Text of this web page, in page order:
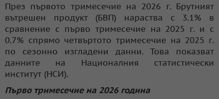
През първото тримесечие на 2026 г. Брутният
вътрешен продукт (БВП) нараства с 3.1% в
сравнение с първо тримесечие на 2025 г. и с
0.7% спрямо четвъртото тримесечие на 2025 г.
по сезонно изгладени данни. Това показват
данните на Националния статистически
институт (НСИ).
Първо тримесечие на 2026 година